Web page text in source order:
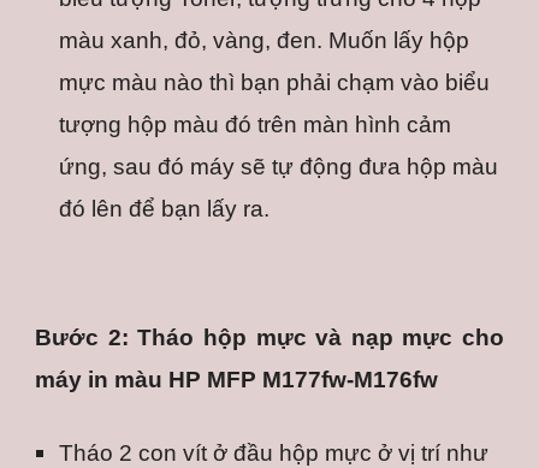
màu xanh, đỏ, vàng, đen. Muốn lấy hộp
mực màu nào thì bạn phải chạm vào biểu
tượng hộp màu đó trên màn hình cảm
ứng, sau đó máy sẽ tự động đưa hộp màu
đó lên để bạn lấy ra.
Bước 2: Tháo hộp mực và nạp mực cho
máy in màu HP MFP M177fw-M176fw
Tháo 2 con vít ở đầu hộp mực ở vị trí như